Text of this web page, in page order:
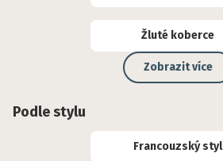
Žluté koberce
Zobrazit více
Podle stylu
Francouzský styl